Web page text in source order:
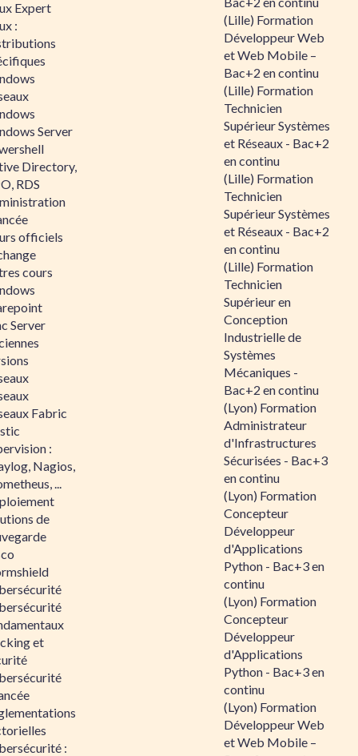
Expert
:
Server
Directory,
RDS
officiels
cours
Server
Fabric
:
Nagios,
...
de
et
:
(Lille) Formation
Développeur Web
et Web Mobile –
Bac+2 en continu
(Lille) Formation
Technicien
Supérieur Systèmes
et Réseaux - Bac+2
en continu
(Lille) Formation
Technicien
Supérieur Systèmes
et Réseaux - Bac+2
en continu
(Lille) Formation
Technicien
Supérieur en
Conception
Industrielle de
Systèmes
Mécaniques -
Bac+2 en continu
(Lyon) Formation
Administrateur
d'Infrastructures
Sécurisées - Bac+3
en continu
(Lyon) Formation
Concepteur
Développeur
d'Applications
Python - Bac+3 en
continu
(Lyon) Formation
Concepteur
Développeur
d'Applications
Python - Bac+3 en
continu
(Lyon) Formation
Développeur Web
et Web Mobile –